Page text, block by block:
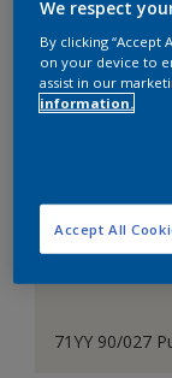
與
71YY 90/027
We respect
By clicking “Accept
on your device to
assist in our
information.
Accept All